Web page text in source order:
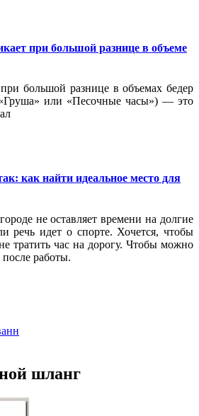
при большой разнице в объеме
большой разнице в объемах бедер
или «Песочные часы») — это
как найти идеальное место для
не оставляет времени на долгие
речь идет о спорте. Хочется, чтобы
тратить час на дорогу. Чтобы можно
работы.
шланг